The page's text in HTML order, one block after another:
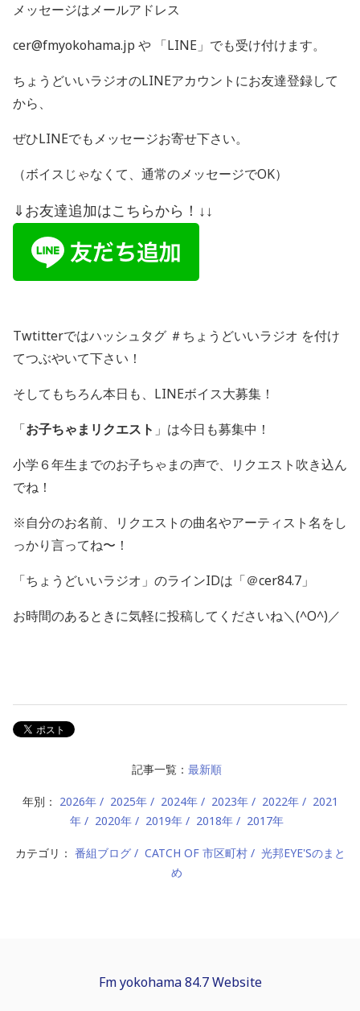
メッセージはメールアドレス
cer@fmyokohama.jp や 「LINE 」でも受け付けます。
ちょうどいいラジオのLINEアカウントにお友達登録して
から、
ぜひLINEでもメッセージお寄せ下さい。
（ボイスじゃなくて、通常のメッセージでOK）
⇓お友達追加はこちらから！↓↓
Twtitterではハッシュタグ ＃ちょうどいいラジオ を付け
てつぶやいて下さい！
そしてもちろん本日も、LINEボイス大募集！
「お子ちゃまリクエスト 」は今日も募集中！
小学６年生までのお子ちゃまの声で、リクエスト吹き込ん
でね！
※自分のお名前、リクエストの曲名やアーティスト名をし
っかり言ってね〜！
「ちょうどいいラジオ」のラインIDは「＠cer84.7」
お時間のあるときに気軽に投稿してくださいね＼(^O^)／
記事一覧： 最新順
年別： 2026年 2025年 2024年 2023年 2022年
2021
年
2020年 2019年 2018年 2017年
カテゴリ： 番組ブログ CATCH OF 市区町村
光邦EYE'Sのまと
め
Fm yokohama 84.7 Website